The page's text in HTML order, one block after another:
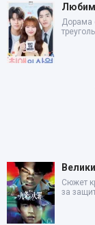
Дорама
Сюжет
за